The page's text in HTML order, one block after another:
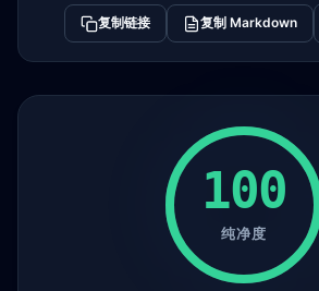
复制链接 复制 Markdown
100
纯净度